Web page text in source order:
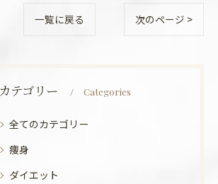
一覧に戻る 次のページ >
カテゴリー Categories
全てのカテゴリー
痩身
ダイエット